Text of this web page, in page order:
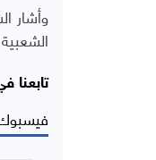
وأشار
تابعنا